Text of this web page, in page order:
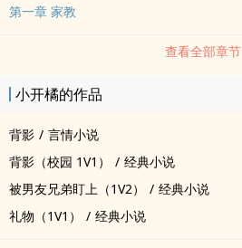
第一章 家教
查看全部章节
小开橘的作品
背影 / 言情小说
背影（校园 1V1）
/ 经典小说
被男友兄弟盯上（1V2）
/ 经典小说
礼物（1V1）
/ 经典小说